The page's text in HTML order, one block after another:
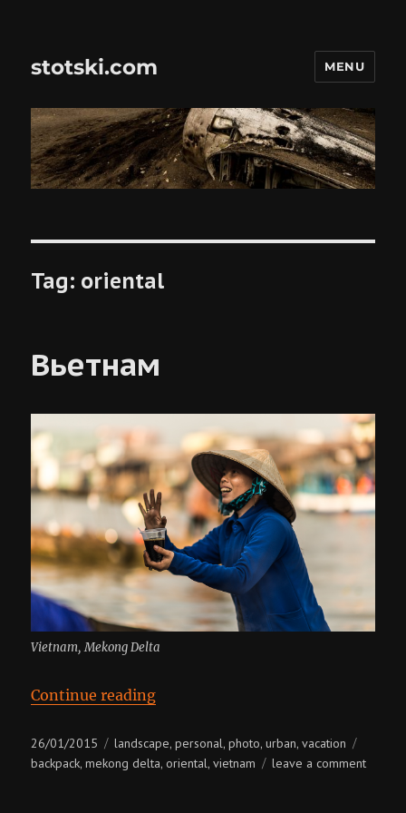
stotski.com MENU
Tag: oriental
Вьетнам
Vietnam, Mekong Delta
Continue reading“Вьетнам”
Posted
on
26/01/2015 Categories
landscape,personal,photo,urban,vacation
backpack,mekong delta,oriental,vietnam leave a commenton